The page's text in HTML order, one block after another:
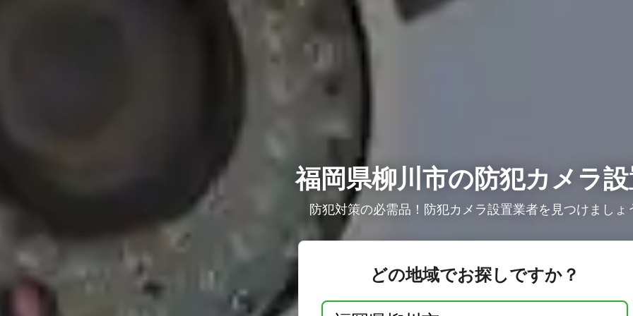
福岡県柳川市の防犯カメラ
防犯対策の必需品！防犯カメラ設置業者を見つけましょ
どの地域でお探しですか？